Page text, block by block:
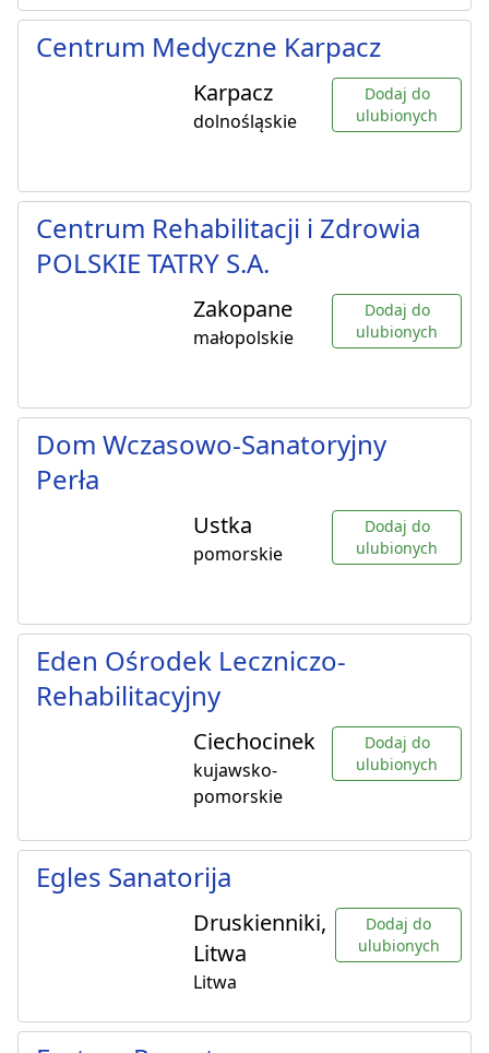
Centrum Medyczne Karpacz
Karpacz
dolnośląskie
Dodaj do
ulubionych
Centrum Rehabilitacji i Zdrowia
POLSKIE TATRY S.A.
Zakopane
małopolskie
Dodaj do
ulubionych
Dom Wczasowo-Sanatoryjny
Perła
Ustka
pomorskie
Dodaj do
ulubionych
Eden Ośrodek Leczniczo-
Rehabilitacyjny
Ciechocinek
kujawsko-
pomorskie
Dodaj do
ulubionych
Egles Sanatorija
Druskienniki,
Litwa
Litwa
Dodaj do
ulubionych